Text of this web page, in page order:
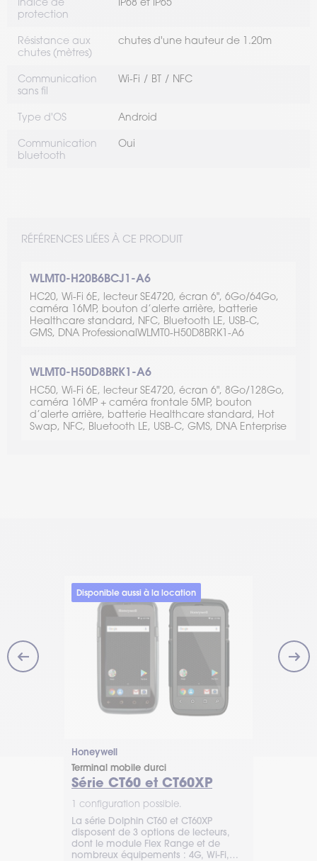
protection
Résistance aux
chutes (mètres)
chutes d'une hauteur de 1.20m
Communication
sans fil
Wi-Fi BT NFC
Type d'OS Android
Communication
bluetooth
Oui
RÉFÉRENCES LIÉES À CE PRODUIT
WLMT0-H20B6BCJ1-A6
HC20, Wi-Fi 6E, lecteur SE4720, écran 6", 6Go/64Go,
caméra 16MP, bouton d’alerte arrière, batterie
Healthcare standard, NFC, Bluetooth LE, USB-C,
GMS, DNA ProfessionalWLMT0-H50D8BRK1-A6
WLMT0-H50D8BRK1-A6
HC50, Wi-Fi 6E, lecteur SE4720, écran 6", 8Go/128Go,
caméra 16MP + caméra frontale 5MP, bouton
d’alerte arrière, batterie Healthcare standard, Hot
Swap, NFC, Bluetooth LE, USB-C, GMS, DNA Enterprise
Disponible aussi à la location
Honeywell
Terminal mobile durci
Série CT60 et CT60XP
1 configuration possible.
La série Dolphin CT60 et CT60XP
disposent de 3 options de lecteurs,
dont le module Flex Range et de
nombreux équipements : 4G, Wi-Fi,